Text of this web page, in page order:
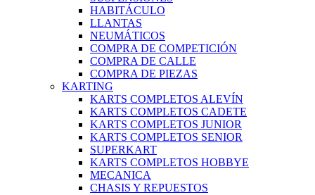
HABITÁCULO
LLANTAS
NEUMÁTICOS
COMPRA DE COMPETICIÓN
COMPRA DE CALLE
COMPRA DE PIEZAS
KARTING
KARTS COMPLETOS ALEVÍN
KARTS COMPLETOS CADETE
KARTS COMPLETOS JUNIOR
KARTS COMPLETOS SENIOR
SUPERKART
KARTS COMPLETOS HOBBYE
MECANICA
CHASIS Y REPUESTOS